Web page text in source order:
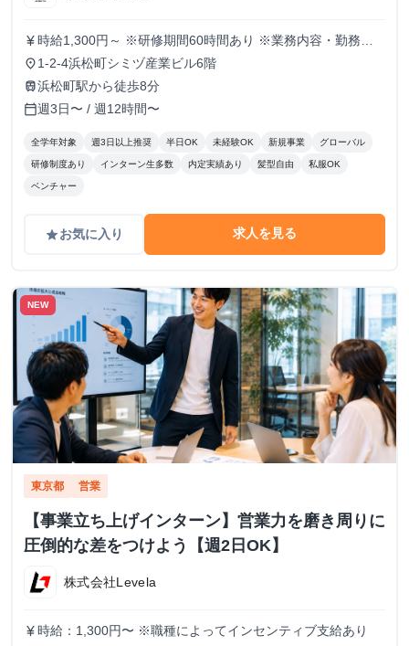
currency_yen 時給1,300円～ ※研修期間60時間あり ※業務内容・勤務状
況により決定
place 1-2-4浜松町シミヅ産業ビル6階
train浜松町駅から徒歩8分
calendar_today週3日〜 / 週12時間〜
全学年対象 週3日以上推奨 半日OK 未経験OK 新規事業 グローバル
研修制度あり インターン生多数 内定実績あり 髪型自由 私服OK
ベンチャー
gradeお気に入り 求人を見る
NEW
東京都 営業
【事業立ち上げインターン】営業力を磨き周りに
圧倒的な差をつけよう【週2日OK】
株式会社Levela
currency_yen 時給：1,300円〜 ※職種によってインセンティブ支給あり